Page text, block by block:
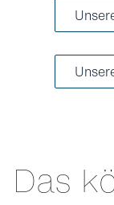
Das